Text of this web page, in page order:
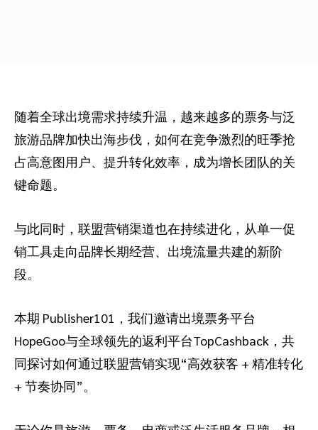
随着全球出境需求持续升温，越来越多的票务与泛
旅游品牌加快出海步伐，如何在竞争激烈的旺季抢
占高意图用户、提升转化效率，成为增长团队的关
键命题。
与此同时，联盟营销渠道也在持续进化，从单一促
销工具走向品牌长期经营、出境流量共建的新阶
段。
本期 Publisher101，我们邀请出境票务平台
HopeGoo与全球领先的返利平台TopCashback，共
同探讨如何通过联盟营销实现“高效获客 + 精准转化
+ 节奏协同”。